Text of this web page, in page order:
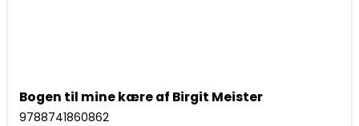
Bogen til mine kære af Birgit Meister
9788741860862